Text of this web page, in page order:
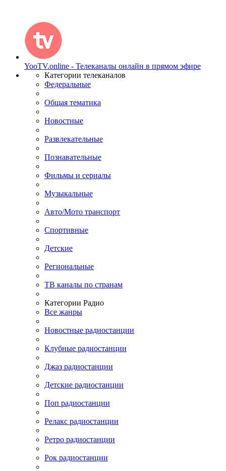
YooTV.online - Телеканалы онлайн в прямом эфире
Категории телеканалов
Федеральные
Общая тематика
Новостные
Развлекательные
Познавательные
Фильмы и сериалы
Музыкальные
Авто/Мото транспорт
Спортивные
Детские
Региональные
ТВ каналы по странам
Категории Радио
Все жанры
Новостные радиостанции
Клубные радиостанции
Джаз радиостанции
Детские радиостанции
Поп радиостанции
Релакс радиостанции
Ретро радиостанции
Рок радиостанции